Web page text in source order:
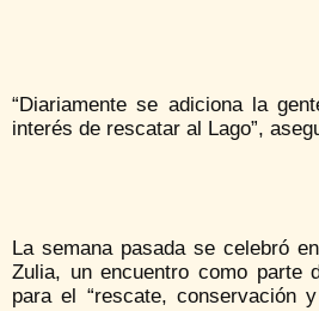
“Diariamente se adiciona la
interés de rescatar al Lago”,
La semana pasada se celebró
Zulia, un encuentro como parte
para el “rescate, conservación